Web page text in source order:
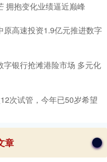
拥抱变化业绩逼近巅峰
原高速投资1.9亿元推进数字
银行抢滩港险市场 多元化
次试管，今年已50岁希望
章